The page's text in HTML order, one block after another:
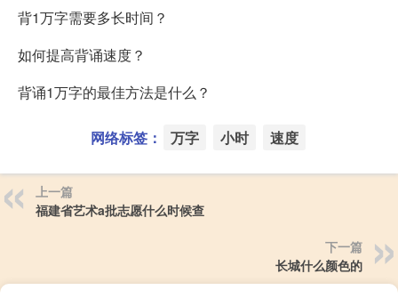
背1万字需要多长时间？
如何提高背诵速度？
背诵1万字的最佳方法是什么？
网络标签： 万字 小时 速度
上一篇
福建省艺术a批志愿什么时候查
下一篇
长城什么颜色的